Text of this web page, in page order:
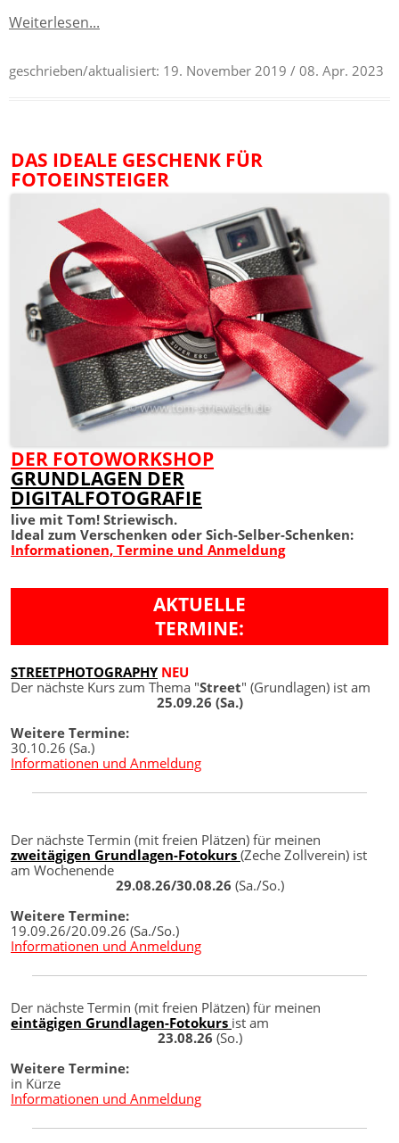
Weiterlesen...
geschrieben/aktualisiert: 19. November 2019 / 08. Apr. 2023
DAS IDEALE GESCHENK FÜR
FOTOEINSTEIGER
DER FOTOWORKSHOP
GRUNDLAGEN DER
DIGITALFOTOGRAFIE
live mit Tom! Striewisch.
Ideal zum Verschenken oder Sich-Selber-Schenken:
Informationen, Termine und Anmeldung
AKTUELLE
TERMINE:
STREETPHOTOGRAPHY NEU
Der nächste Kurs zum Thema "Street" (Grundlagen) ist am
25.09.26 (Sa.)
Weitere Termine:
30.10.26 (Sa.)
Informationen und Anmeldung
Der nächste Termin (mit freien Plätzen) für meinen
zweitägigen Grundlagen-Fotokurs (Zeche Zollverein) ist
am Wochenende
29.08.26/30.08.26 (Sa./So.)
Weitere Termine:
19.09.26/20.09.26 (Sa./So.)
Informationen und Anmeldung
Der nächste Termin (mit freien Plätzen) für meinen
eintägigen Grundlagen-Fotokurs ist am
23.08.26 (So.)
Weitere Termine:
in Kürze
Informationen und Anmeldung